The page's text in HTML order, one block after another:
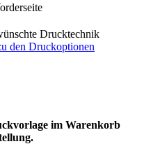
Drucktechnik
den Druckoptionen
im Warenkorb